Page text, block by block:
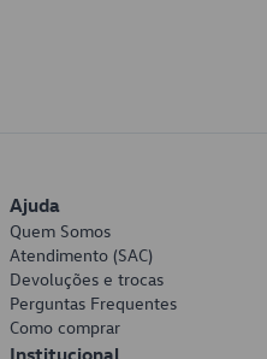
Ajuda
Quem Somos
Atendimento (SAC)
Devoluções e trocas
Perguntas Frequentes
Como comprar
Institucional